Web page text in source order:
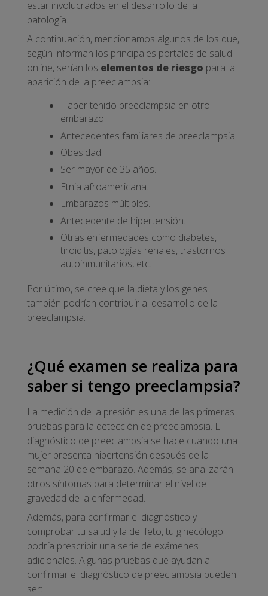
estar involucrados en el desarrollo de la
patología.
A continuación, mencionamos algunos de los que,
según informan los principales portales de salud
online, serían los elementos de riesgo para la
aparición de la preeclampsia:
Haber tenido preeclampsia en otro
embarazo.
Antecedentes familiares de preeclampsia.
Obesidad.
Ser mayor de 35 años.
Etnia afroamericana.
Embarazos múltiples.
Antecedente de hipertensión.
Otras enfermedades como diabetes,
tiroiditis, patologías renales, trastornos
autoinmunitarios, etc.
Por último, se cree que la dieta y los genes
también podrían contribuir al desarrollo de la
preeclampsia.
¿Qué examen se realiza para
saber si tengo preeclampsia?
La medición de la presión es una de las primeras
pruebas para la detección de preeclampsia. El
diagnóstico de preeclampsia se hace cuando una
mujer presenta hipertensión después de la
semana 20 de embarazo. Además, se analizarán
otros síntomas para determinar el nivel de
gravedad de la enfermedad.
Además, para confirmar el diagnóstico y
comprobar tu salud y la del feto, tu ginecólogo
podría prescribir una serie de exámenes
adicionales. Algunas pruebas que ayudan a
confirmar el diagnóstico de preeclampsia pueden
ser: